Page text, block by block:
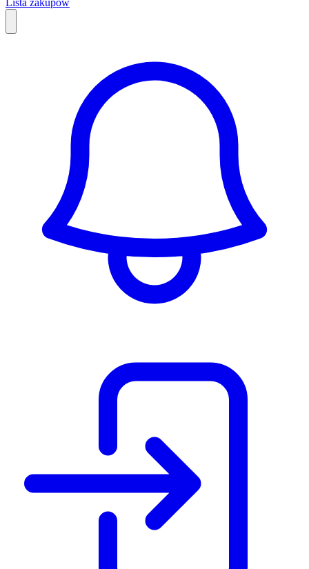
Lista zakupów